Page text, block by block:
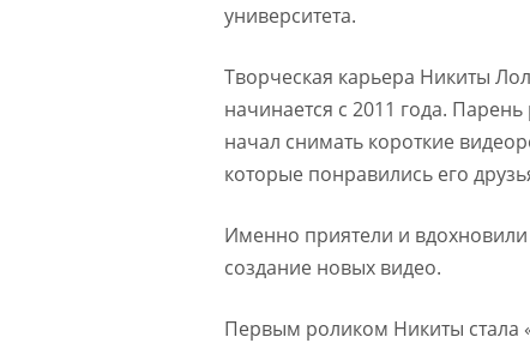
университета.
Творческая карьера Никиты
начинается с 2011 года.
начал снимать короткие
которые понравились его
Именно приятели и
создание новых видео.
Первым роликом Никиты стала